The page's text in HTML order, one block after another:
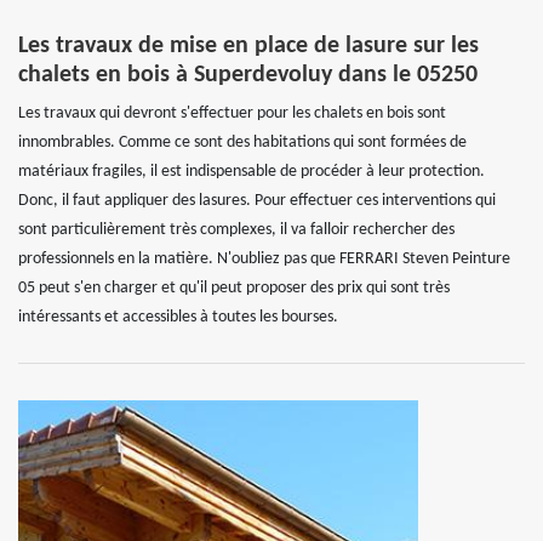
Les travaux de mise en place de lasure sur les
chalets en bois à Superdevoluy dans le 05250
Les travaux qui devront s'effectuer pour les chalets en bois sont
innombrables. Comme ce sont des habitations qui sont formées de
matériaux fragiles, il est indispensable de procéder à leur protection.
Donc, il faut appliquer des lasures. Pour effectuer ces interventions qui
sont particulièrement très complexes, il va falloir rechercher des
professionnels en la matière. N'oubliez pas que FERRARI Steven Peinture
05 peut s'en charger et qu'il peut proposer des prix qui sont très
intéressants et accessibles à toutes les bourses.